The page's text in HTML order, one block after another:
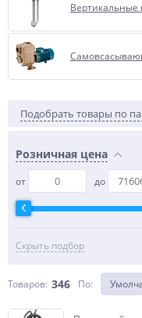
Вертикальные
Подобрать товары по
Розничная цена
от до
Скрыть подбор
Товаров: 346 По: